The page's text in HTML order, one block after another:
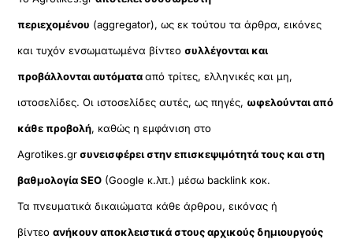
περιεχομένου (aggregator), ως εκ τούτου τα άρθρα, εικόνες
και τυχόν ενσωματωμένα βίντεοσυλλέγονται και
προβάλλονται αυτόματααπό τρίτες, ελληνικές και μη,
ιστοσελίδες. Οι ιστοσελίδες αυτές, ως πηγές, ωφελούνται από
κάθε προβολή, καθώς η εμφάνιση στο
Agrotikes.grσυνεισφέρει στην επισκεψιμότητά τους και στη
βαθμολογία SEO (Google κ.λπ.) μέσω backlink κοκ.
Τα πνευματικά δικαιώματα κάθε άρθρου, εικόνας ή
βίντεοανήκουν αποκλειστικά στους αρχικούς δημιουργούς